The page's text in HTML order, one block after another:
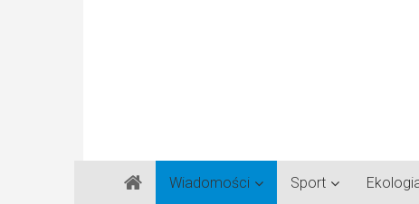
Gazeta
Regionalna
Wiadomości Sport